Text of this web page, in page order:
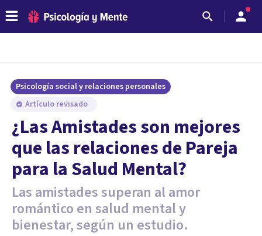
Psicología social y relaciones personales
Artículo revisado
¿Las Amistades son mejores
que las relaciones de Pareja
para la Salud Mental?
Las amistades superan al amor
romántico en salud mental y
bienestar, según un estudio.